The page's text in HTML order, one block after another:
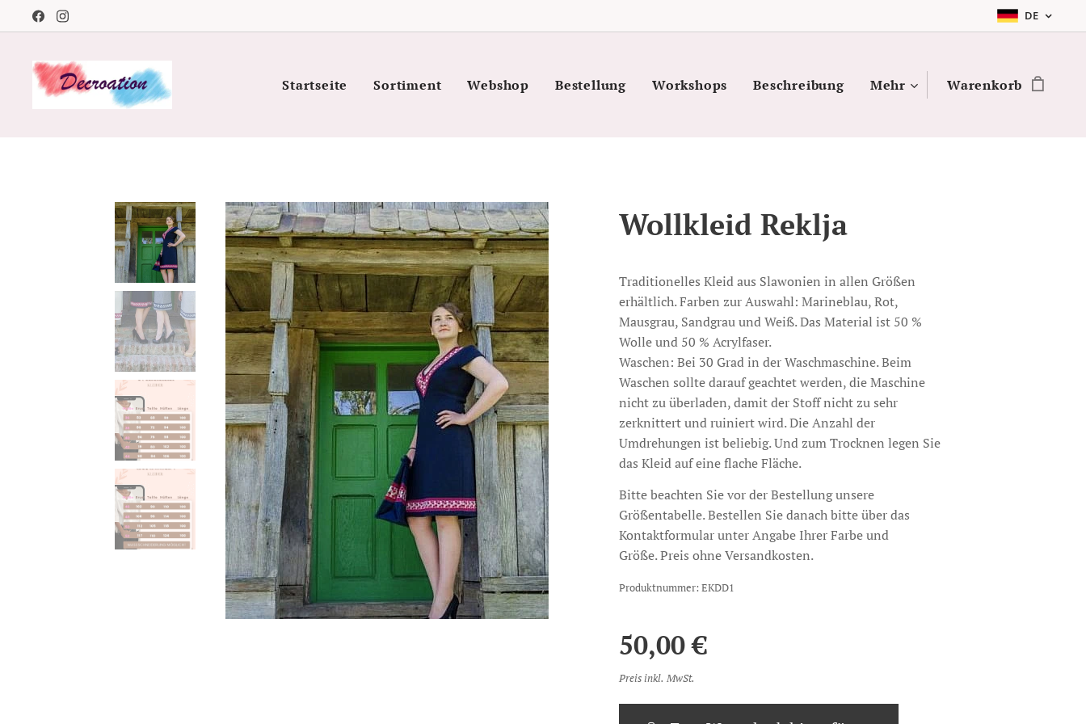
DE
Startseite Sortiment Webshop Bestellung Workshops Beschreibung Mehr Warenkorb
Wollkleid Reklja
Traditionelles Kleid aus Slawonien in allen Größen
erhältlich. Farben zur Auswahl: Marineblau, Rot,
Mausgrau, Sandgrau und Weiß. Das Material ist 50 %
Wolle und 50 % Acrylfaser.
Waschen: Bei 30 Grad in der Waschmaschine. Beim
Waschen sollte darauf geachtet werden, die Maschine
nicht zu überladen, damit der Stoff nicht zu sehr
zerknittert und ruiniert wird. Die Anzahl der
Umdrehungen ist beliebig. Und zum Trocknen legen Sie
das Kleid auf eine flache Fläche.
Bitte beachten Sie vor der Bestellung unsere
Größentabelle. Bestellen Sie danach bitte über das
Kontaktformular unter Angabe Ihrer Farbe und
Größe. Preis ohne Versandkosten.
Produktnummer: EKDD1
50,00€
Preis inkl. MwSt.